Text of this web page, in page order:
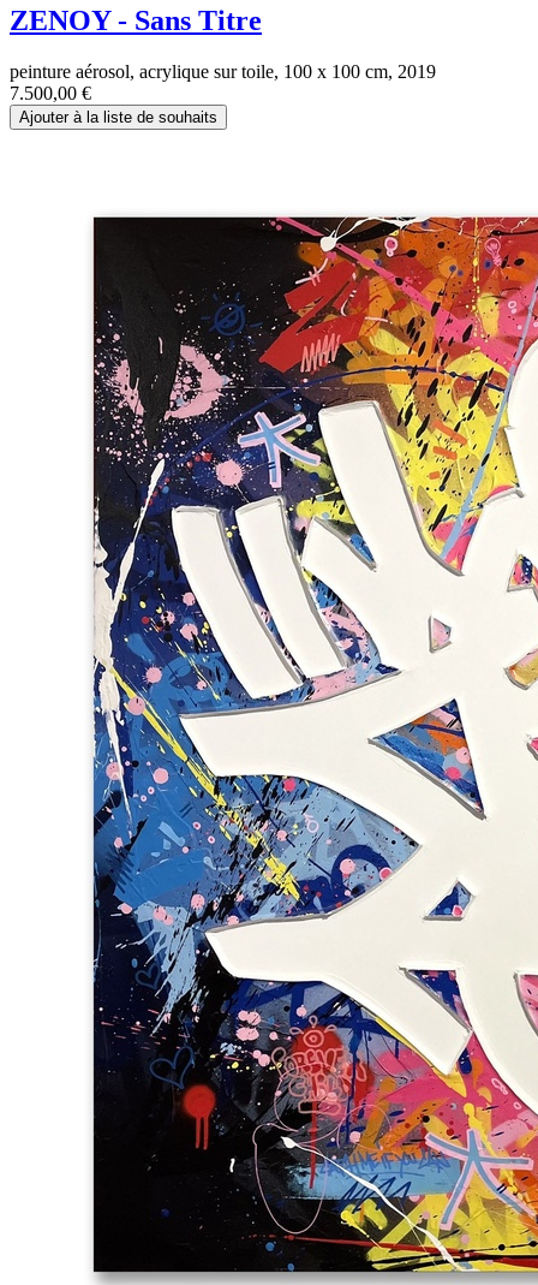
ZENOY - Sans Titre
peinture aérosol, acrylique sur toile, 100 x 100 cm, 2019
7.500,00 €
Ajouter à la liste de souhaits